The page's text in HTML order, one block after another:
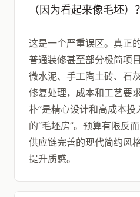
（因为看起来像毛坯）？
这是一个严重误区。真正
普通装修甚至部分极简项
微水泥、手工陶土砖、石
修复处理，成本和工艺要
朴”是精心设计和高成本
的“毛坯房”。预算有限反
供应链完善的现代简约风
提升质感。